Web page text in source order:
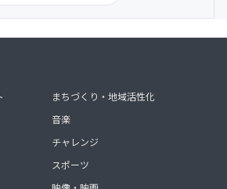
まちづくり・地域活性化
音楽
チャレンジ
スポーツ